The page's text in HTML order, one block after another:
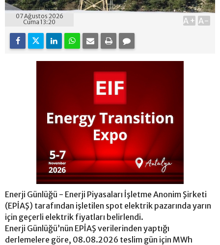
07 Ağustos 2026
Cuma 13:20
A+ A-
Enerji Günlüğü - Enerji Piyasaları İşletme Anonim Şirketi
(EPİAŞ) tarafından işletilen spot elektrik pazarında yarın
için geçerli elektrik fiyatları belirlendi.
Enerji Günlüğü’nün EPİAŞ verilerinden yaptığı
derlemelere göre, 08.08.2026 teslim gün için MWh